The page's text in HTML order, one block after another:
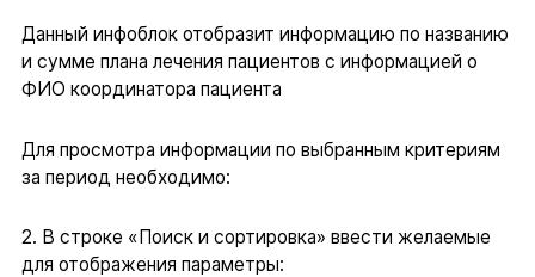
Данный инфоблок отобразит информацию по названию
и сумме плана лечения пациентов с информацией о
ФИО координатора пациента
Для просмотра информации по выбранным критериям
за период необходимо:
2. В строке «Поиск и сортировка» ввести желаемые
для отображения параметры: